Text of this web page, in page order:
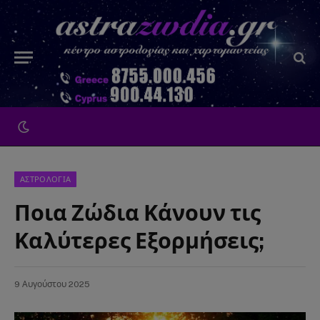
ΑΣΤΡΟΛΟΓΙΑ
Ποια Ζώδια Κάνουν τις
Καλύτερες Εξορμήσεις;
9 Αυγούστου 2025